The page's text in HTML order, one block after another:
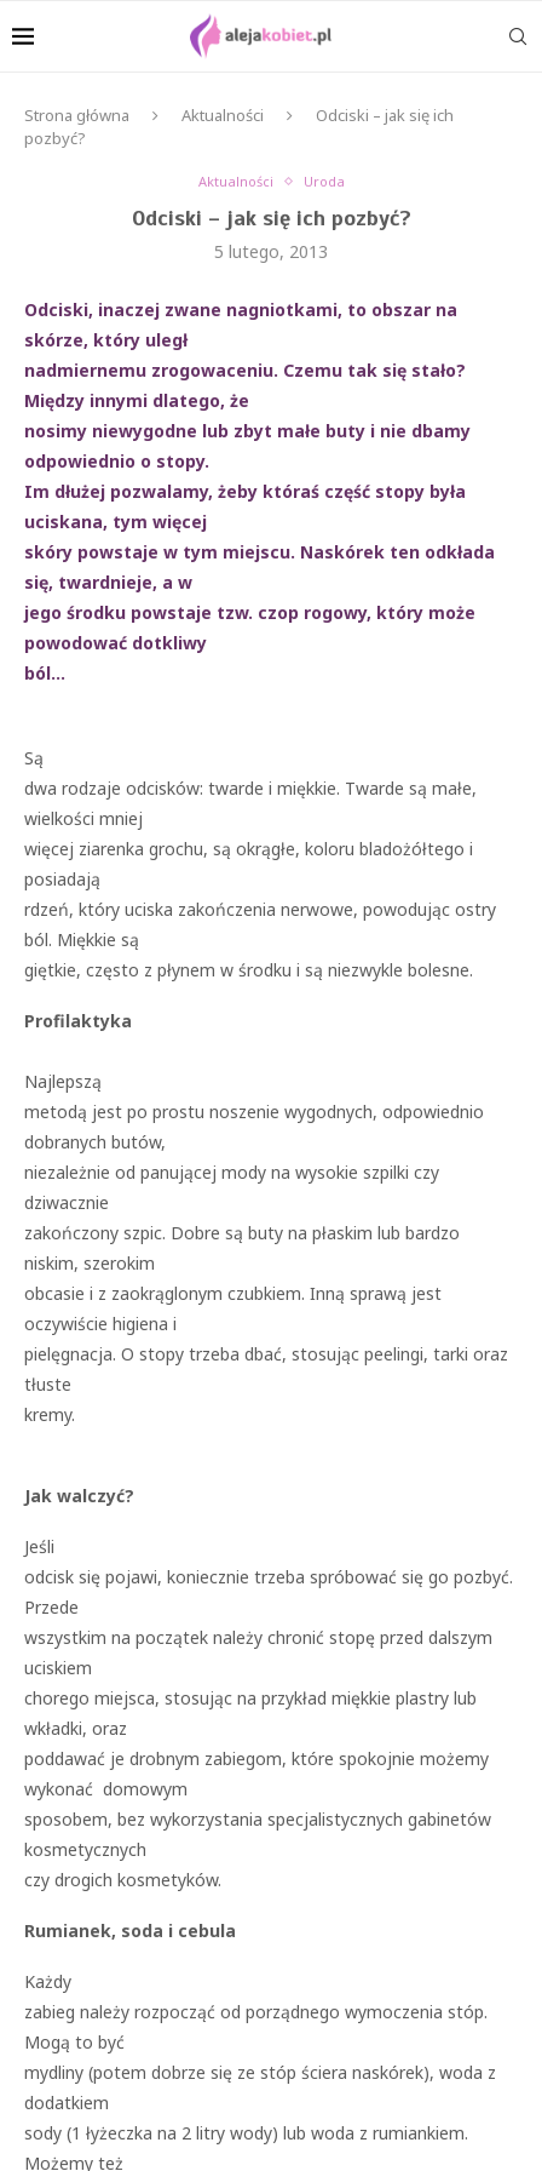
Strona główna Aktualności
Odciski – jak się ich
pozbyć?
Aktualności Uroda
Odciski – jak się ich pozbyć?
5 lutego, 2013
Odciski, inaczej zwane nagniotkami, to obszar na
skórze, który uległ
nadmiernemu zrogowaceniu. Czemu tak się stało?
Między innymi dlatego, że
nosimy niewygodne lub zbyt małe buty i nie dbamy
odpowiednio o stopy.
Im dłużej pozwalamy, żeby któraś część stopy była
uciskana, tym więcej
skóry powstaje w tym miejscu. Naskórek ten odkłada
się, twardnieje, a w
jego środku powstaje tzw. czop rogowy, który może
powodować dotkliwy
ból…
Są
dwa rodzaje odcisków: twarde i miękkie. Twarde są małe,
wielkości mniej
więcej ziarenka grochu, są okrągłe, koloru bladożółtego i
posiadają
rdzeń, który uciska zakończenia nerwowe, powodując ostry
ból. Miękkie są
giętkie, często z płynem w środku i są niezwykle bolesne.
Profilaktyka
Najlepszą
metodą jest po prostu noszenie wygodnych, odpowiednio
dobranych butów,
niezależnie od panującej mody na wysokie szpilki czy
dziwacznie
zakończony szpic. Dobre są buty na płaskim lub bardzo
niskim, szerokim
obcasie i z zaokrąglonym czubkiem. Inną sprawą jest
oczywiście higiena i
pielęgnacja. O stopy trzeba dbać, stosując peelingi, tarki oraz
tłuste
kremy.
Jak walczyć?
Jeśli
odcisk się pojawi, koniecznie trzeba spróbować się go pozbyć.
Przede
wszystkim na początek należy chronić stopę przed dalszym
uciskiem
chorego miejsca, stosując na przykład miękkie plastry lub
wkładki, oraz
poddawać je drobnym zabiegom, które spokojnie możemy
wykonać domowym
sposobem, bez wykorzystania specjalistycznych gabinetów
kosmetycznych
czy drogich kosmetyków.
Rumianek, soda i cebula
Każdy
zabieg należy rozpocząć od porządnego wymoczenia stóp.
Mogą to być
mydliny (potem dobrze się ze stóp ściera naskórek), woda z
dodatkiem
sody (1 łyżeczka na 2 litry wody) lub woda z rumiankiem.
Możemy też